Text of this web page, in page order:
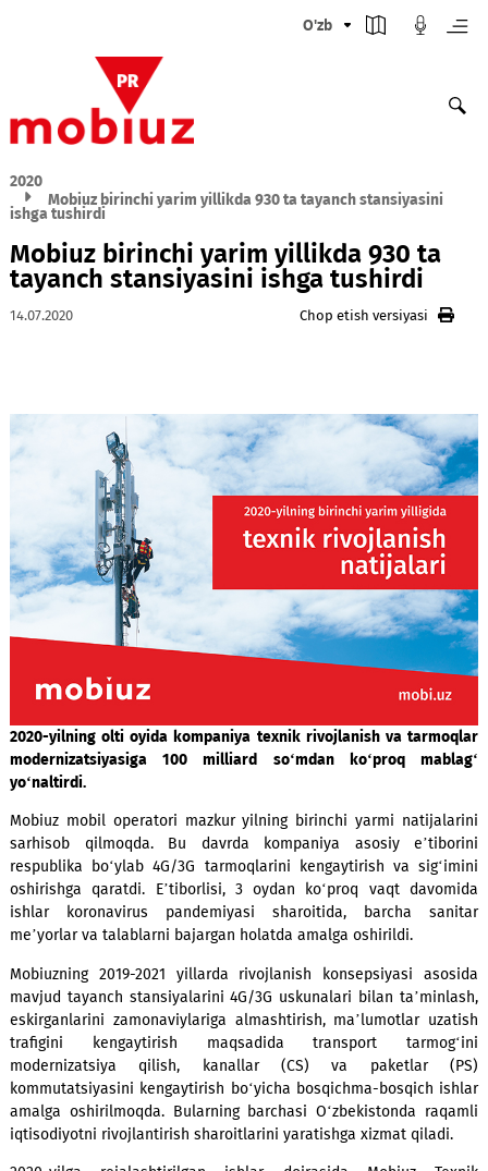
O'zb
2020
Mobiuz birinchi yarim yillikda 930 ta tayanch
ishga tushirdi
Mobiuz birinchi yarim yillikda 930
tayanch stansiyasini ishga tushirdi
2020-yilning olti oyida kompaniya texnik rivojlanish va
modernizatsiyasiga 100 milliard so‘mdan ko‘proq
yo‘naltirdi.
Mobiuz mobil operatori mazkur yilning birinchi yarmi
sarhisob qilmoqda. Bu davrda kompaniya asosiy
respublika bo‘ylab 4G/3G tarmoqlarini kengaytirish va
oshirishga qaratdi. E’tiborlisi, 3 oydan ko‘proq vaqt
ishlar koronavirus pandemiyasi sharoitida, barcha
me’yorlar va talablarni bajargan holatda amalga oshirildi.
Mobiuzning 2019-2021 yillarda rivojlanish konsepsiyasi
mavjud tayanch stansiyalarini 4G/3G uskunalari bilan
eskirganlarini zamonaviylariga almashtirish, ma’lumotlar